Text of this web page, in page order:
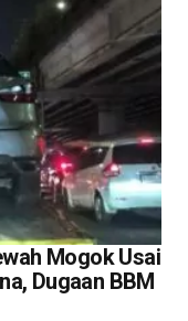
Mogok Usai
Dugaan BBM